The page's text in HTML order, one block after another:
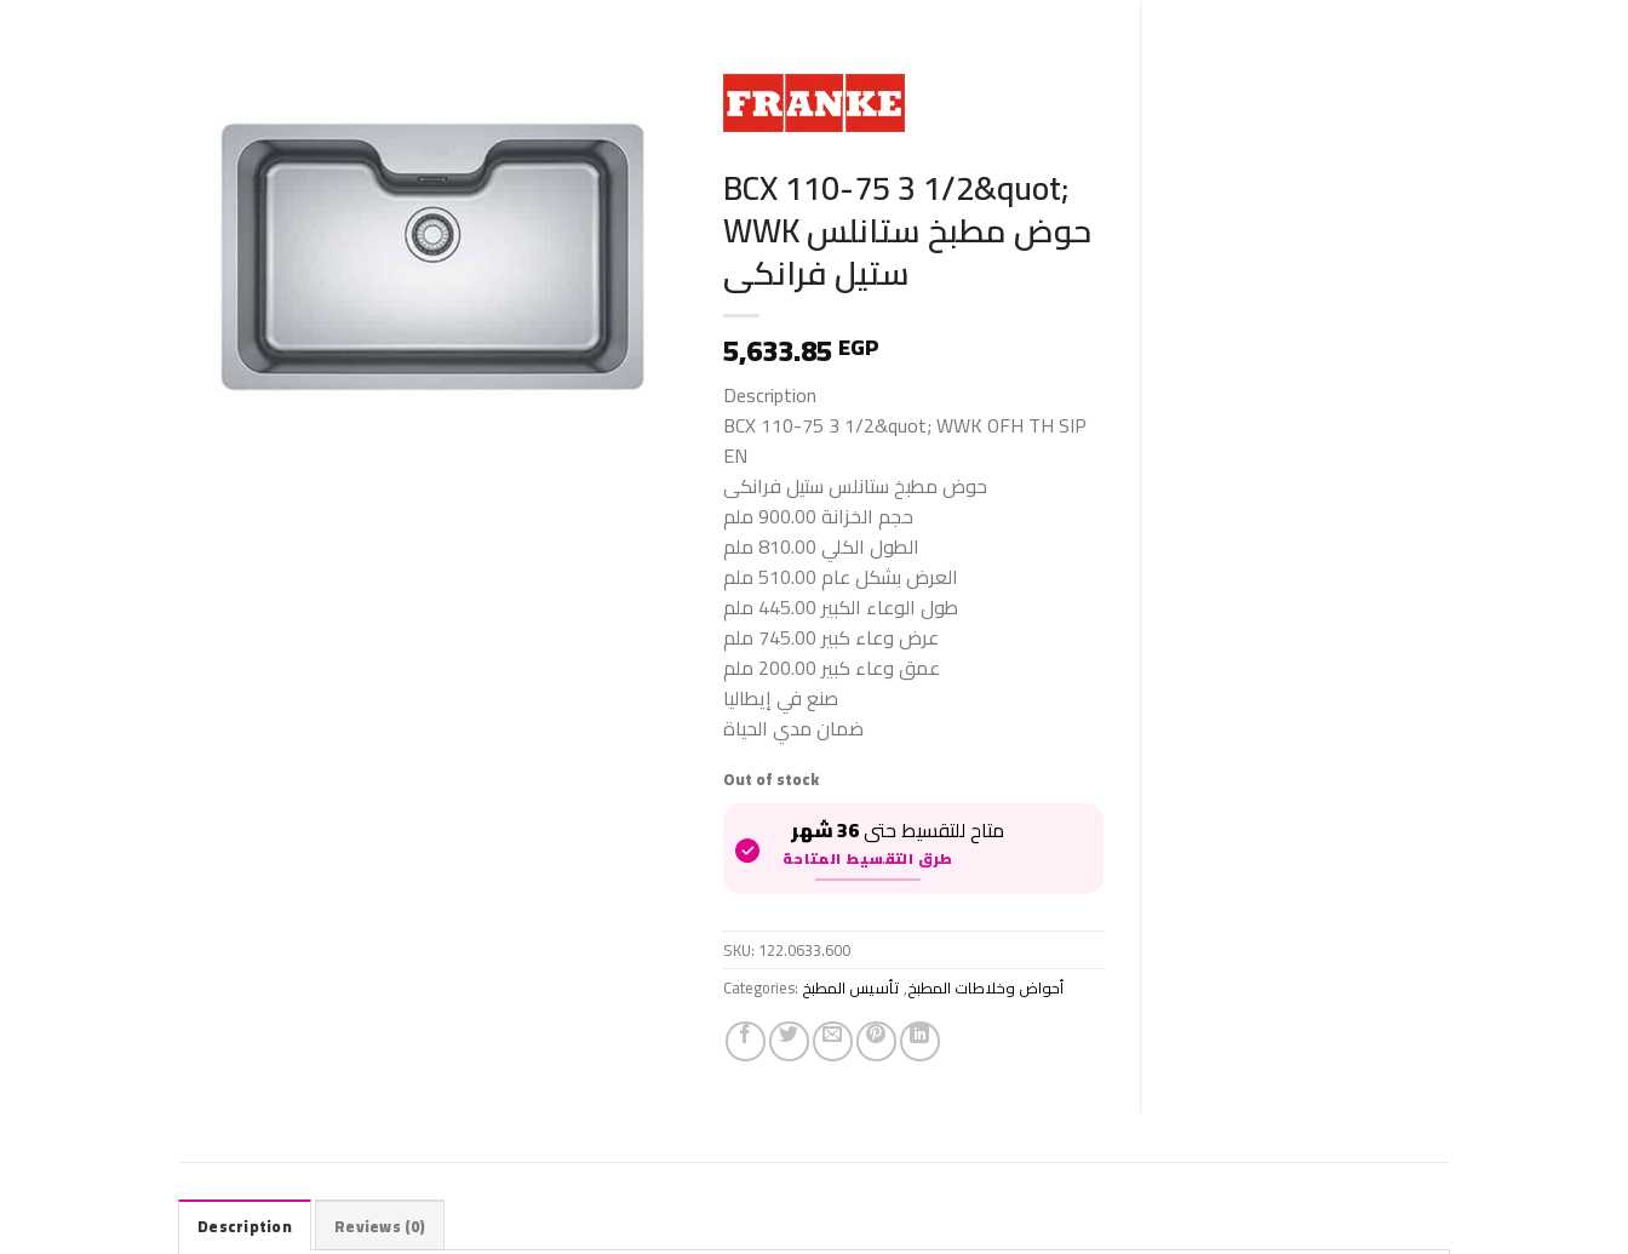
BCX 110-75 3 1/2&quot;
WWK حوض مطبخ ستانلس
ستيل فرانكى
5,633.85EGP
Description
BCX 110-75 3 1/2&quot; WWK OFH TH SIP
EN
حوض مطبخ ستانلس ستيل فرانكى
حجم الخزانة 900.00 ملم
الطول الكلي 810.00 ملم
العرض بشكل عام 510.00 ملم
طول الوعاء الكبير 445.00 ملم
عرض وعاء كبير 745.00 ملم
عمق وعاء كبير 200.00 ملم
صنع في إيطاليا
ضمان مدي الحياة
Out of stock
متاح للتقسيط حتى36 شهر
طرق التقسيط المتاحة
SKU: 122.0633.600
Categories:
أحواض وخلاطات المطبخ,تأسيس المطبخ
Description Reviews (0)